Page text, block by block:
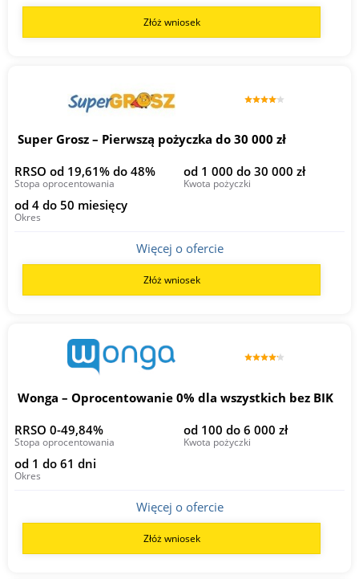
Złóż wniosek
Super Grosz – Pierwszą pożyczka do 30 000 zł
RRSO od 19,61% do 48%
Stopa oprocentowania
od 1 000 do 30 000 zł
Kwota pożyczki
od 4 do 50 miesięcy
Okres
Więcej o ofercie
Złóż wniosek
Wonga – Oprocentowanie 0% dla wszystkich bez BIK
RRSO 0-49,84%
Stopa oprocentowania
od 100 do 6 000 zł
Kwota pożyczki
od 1 do 61 dni
Okres
Więcej o ofercie
Złóż wniosek